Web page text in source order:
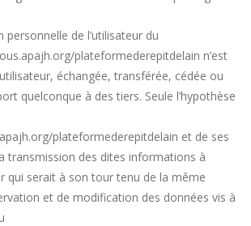
de l’utilisateur du
plateformederepitdelain n’est
échangée, transférée, cédée ou
quelconque à des tiers. Seule l’hypothèse
plateformederepitdelain et de ses
transmission des dites informations à
qui serait à son tour tenu de la même
et de modification des données vis à